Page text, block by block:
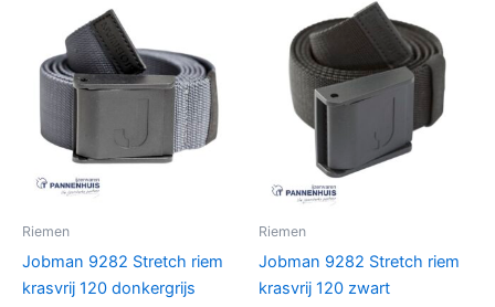
Riemen
Jobman 9282 Stretch riem
krasvrij 120 donkergrijs
Riemen
Jobman 9282 Stretch riem
krasvrij 120 zwart